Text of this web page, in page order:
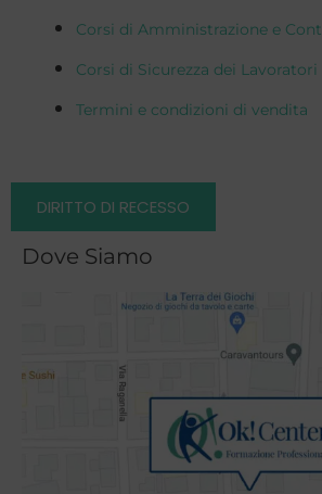
Corsi di Amministrazione e
Corsi di Sicurezza dei Lavoratori
Termini e condizioni di vendita
DIRITTO DI RECESSO
Dove Siamo